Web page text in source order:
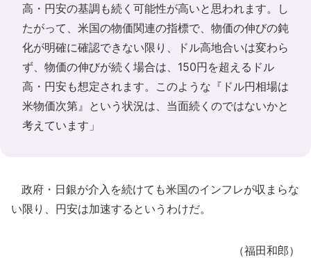
高・円安の基調も続く可能性が高いと思われます。し
たがって、米国の物価関連の指標で、物価の伸びの鈍
化が明確に確認できない限り、ドル高地合いは変わら
ず、物価の伸びが続く場合は、150円を超えるドル
高・円安も想定されます。このような『ドル円相場は
米物価次第』という状況は、当面続くのではないかと
考えています」
政府・日銀が介入を続けても米国のインフレが収まらな
い限り、円安は加速するというわけだ。
（福田和郎）